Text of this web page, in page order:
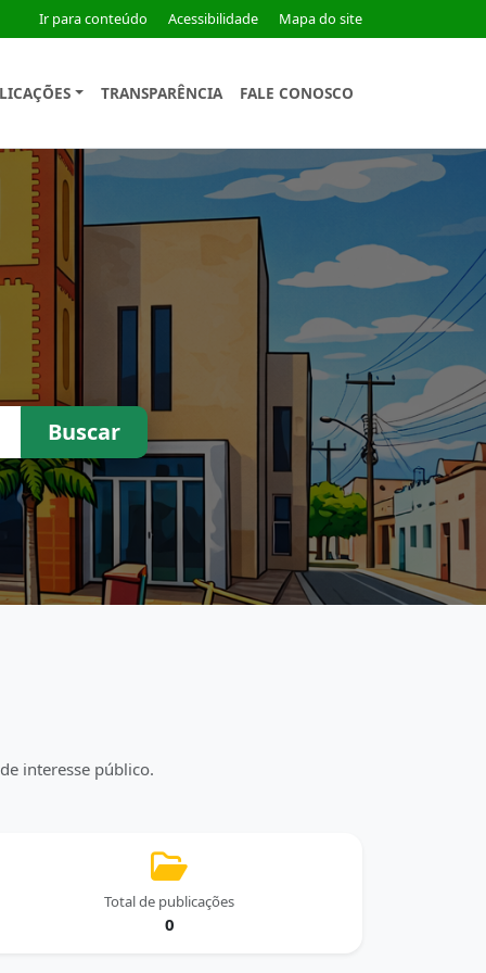
Ir para conteúdo Acessibilidade Mapa do site
TRANSPARÊNCIA FALE CONOSCO
Buscar
interesse público.
Total de publicações
0